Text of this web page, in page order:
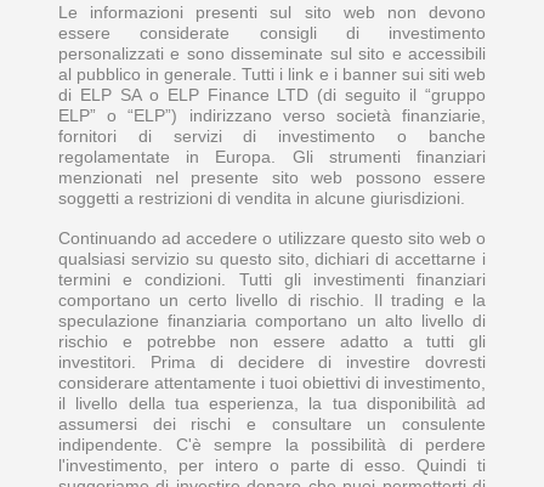
Le informazioni presenti sul sito web non devono
essere considerate consigli di investimento
personalizzati e sono disseminate sul sito e accessibili
al pubblico in generale. Tutti i link e i banner sui siti web
di ELP SA o ELP Finance LTD (di seguito il “gruppo
ELP” o “ELP”) indirizzano verso società finanziarie,
fornitori di servizi di investimento o banche
regolamentate in Europa. Gli strumenti finanziari
menzionati nel presente sito web possono essere
soggetti a restrizioni di vendita in alcune giurisdizioni.
Continuando ad accedere o utilizzare questo sito web o
qualsiasi servizio su questo sito, dichiari di accettarne i
termini e condizioni. Tutti gli investimenti finanziari
comportano un certo livello di rischio. Il trading e la
speculazione finanziaria comportano un alto livello di
rischio e potrebbe non essere adatto a tutti gli
investitori. Prima di decidere di investire dovresti
considerare attentamente i tuoi obiettivi di investimento,
il livello della tua esperienza, la tua disponibilità ad
assumersi dei rischi e consultare un consulente
indipendente. C'è sempre la possibilità di perdere
l'investimento, per intero o parte di esso. Quindi ti